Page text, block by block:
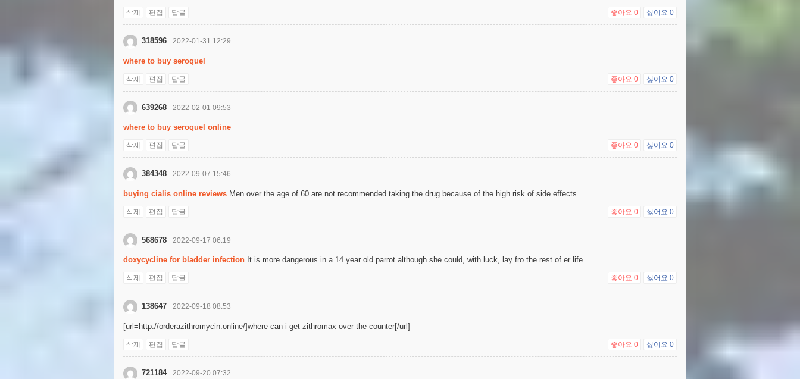
삭제 편집 답글 좋아요 0 싫어요 0
318596 2022-01-31 12:29
where to buy seroquel
삭제 편집 답글 좋아요 0 싫어요 0
639268 2022-02-01 09:53
where to buy seroquel online
삭제 편집 답글 좋아요 0 싫어요 0
384348 2022-09-07 15:46
buying cialis online reviews Men over the age of 60 are not recommended taking the drug because of the high risk of side effects
삭제 편집 답글 좋아요 0 싫어요 0
568678 2022-09-17 06:19
doxycycline for bladder infection It is more dangerous in a 14 year old parrot although she could, with luck, lay fro the rest of er life.
삭제 편집 답글 좋아요 0 싫어요 0
138647 2022-09-18 08:53
[url=http://orderazithromycin.online/]where can i get zithromax over the counter[/url]
삭제 편집 답글 좋아요 0 싫어요 0
721184 2022-09-20 07:32